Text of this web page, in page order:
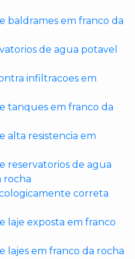
baldrames em franco da
de agua potavel
infiltracoes em
tanques em franco da
alta resistencia em
reservatorios de agua
rocha
correta
laje exposta em franco
lajes em franco da rocha